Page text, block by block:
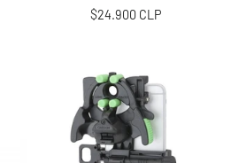
$24.900 CLP